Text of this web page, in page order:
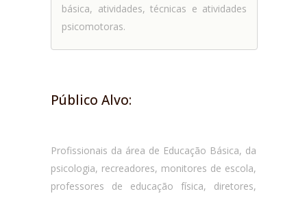
básica, atividades, técnicas e atividades
psicomotoras.
Público Alvo:
Profissionais da área de Educação Básica, da
psicologia, recreadores, monitores de escola,
professores de educação física, diretores,